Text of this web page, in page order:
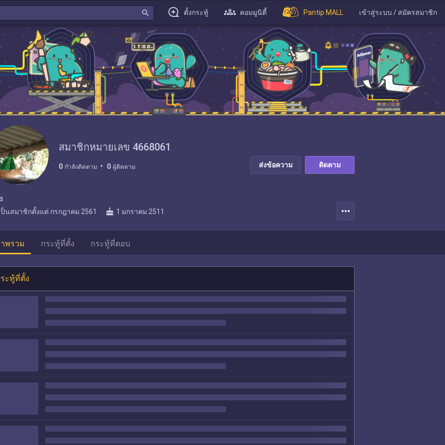
search ตั้งกระทู้ คอมมูนิตี้ Pantip MALL เข้าสู่ระบบ / สมัครสมาชิก
สมาชิกหมายเลข 4668061
0 กำลังติดตาม 0 ผู้ติดตาม ส่งข้อความ ติดตาม
ป็นสมาชิกตั้งแต่ กรกฎาคม 2561 cake 1 มกราคม 2511 more_horiz
พรวม กระทู้ที่ตั้ง กระทู้ที่ตอบ
ะทู้ที่ตั้ง